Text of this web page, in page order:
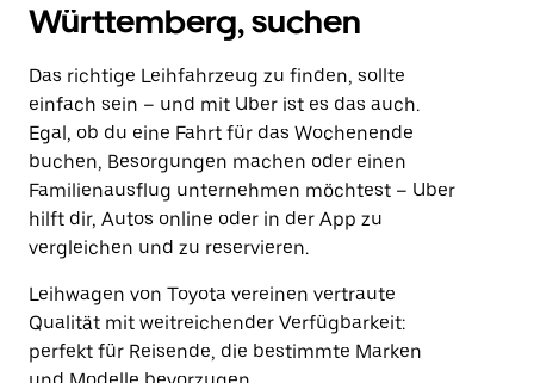
Württemberg, suchen
Das richtige Leihfahrzeug zu finden, sollte
einfach sein – und mit Uber ist es das auch.
Egal, ob du eine Fahrt für das Wochenende
buchen, Besorgungen machen oder einen
Familienausflug unternehmen möchtest – Uber
hilft dir, Autos online oder in der App zu
vergleichen und zu reservieren.
Leihwagen von Toyota vereinen vertraute
Qualität mit weitreichender Verfügbarkeit:
perfekt für Reisende, die bestimmte Marken